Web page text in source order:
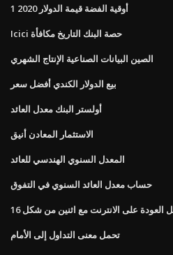
1 أوقية الفضة قيمة الدولار 2020
Icici حصة البنك التاريخ مكافأة
الصين البيانات الصناعية الإنتاج الشهري
بيع الدولار الكندي أفضل سعر
أولستر البنك معدل العائد
الاستثمار المعادن أنيق
المعدل السنوي الهندسي للعائد
حساب معدل العائد السنوي في التفوق
العودة على الانترنت مع اثنين من شكل 16
تحمل معنى التداول إلى الأمام